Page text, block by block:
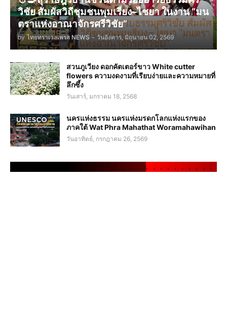
วิชัย สัมผัสวิถีชุมชนพุมเรียง–ไชยา ในงาน “มน
ตราแห่งอาณาจักรศรีวิชัย”
by ไทยทราเวลเพรส NEWS - วันอังคาร, มิถุนายน 02, 2569
สวนภูเวียง ดอกคัตเตอร์ขาว White cutter
flowers ความงดงามที่เรียบง่ายและความหมายที่
ลึกซึ้ง
วันเสาร์, มกราคม 18, 2568
นครแห่งธรรม นครแห่งมรดกโลกแห่งแรกของ
ภาคใต้ Wat Phra Mahathat Woramahawihan
วันอาทิตย์, กรกฎาคม 26, 2569
. . . . . . . . . . . . . . .